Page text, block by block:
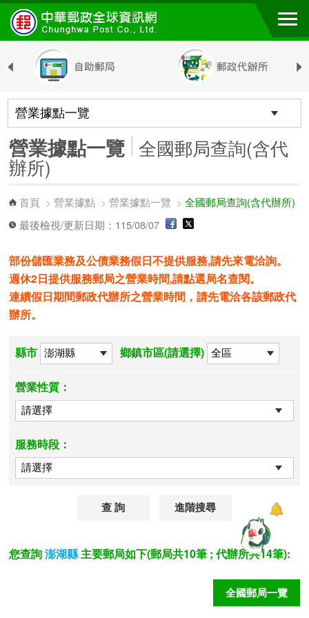
跳到主要內容區塊
營業據點一覽 全國郵局查詢(含代
辦所)
首頁 >營業據點 >營業據點一覽 >全國郵局查詢(含代辦所)
最後檢視/更新日期：115/08/07
部份儲匯業務及公債業務假日不提供服務,請先來電洽詢。
週休2日提供服務郵局之營業時間,請點選局名查閱。
連續假日期間郵政代辦所之營業時間，請先電洽各該郵政代
辦所。
縣市 鄉鎮市區(請選擇)
營業性質：
服務時段：
進階搜尋
您查詢澎湖縣 主要郵局如下(郵局共10筆 ; 代辦所共14筆):
全國郵局一覽